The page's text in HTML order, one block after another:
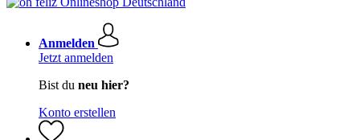
Anmelden
Jetzt anmelden
Bist du neu hier?
Konto erstellen